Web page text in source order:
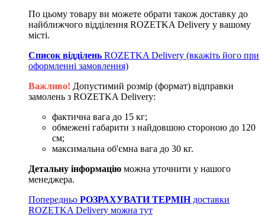
По цьому товару ви можете обрати також доставку до
найближчого відділення ROZETKA Delivery у вашому
місті.
Список відділень ROZETKA Delivery (вкажіть його при
оформленні замовлення)
Важливо! Допустимий розмір (формат) відправки
замолень з ROZETKA Delivery:
фактична вага до 15 кг;
обмежені габарити з найдовшою стороною до 120
см;
максимальна об'ємна вага до 30 кг.
Детальну інформацію можна уточнити у нашого
менеджера.
Попередньо РОЗРАХУВАТИ ТЕРМІНдоставки
ROZETKA Delivery можна тут